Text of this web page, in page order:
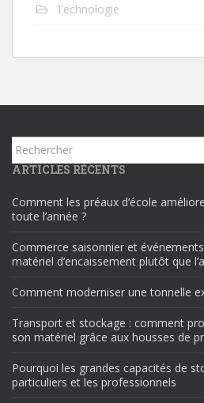
Technologie
Rechercher...
ARTICLES RÉCENTS
Comment les préaux d’école
toute l’année ?
Commerce saisonnier et
matériel d’encaissement plutôt que
Comment moderniser une tonnelle
Transport et stockage : comment
son matériel grâce aux housses de
Pourquoi les grandes capacités de
particuliers et les professionnels